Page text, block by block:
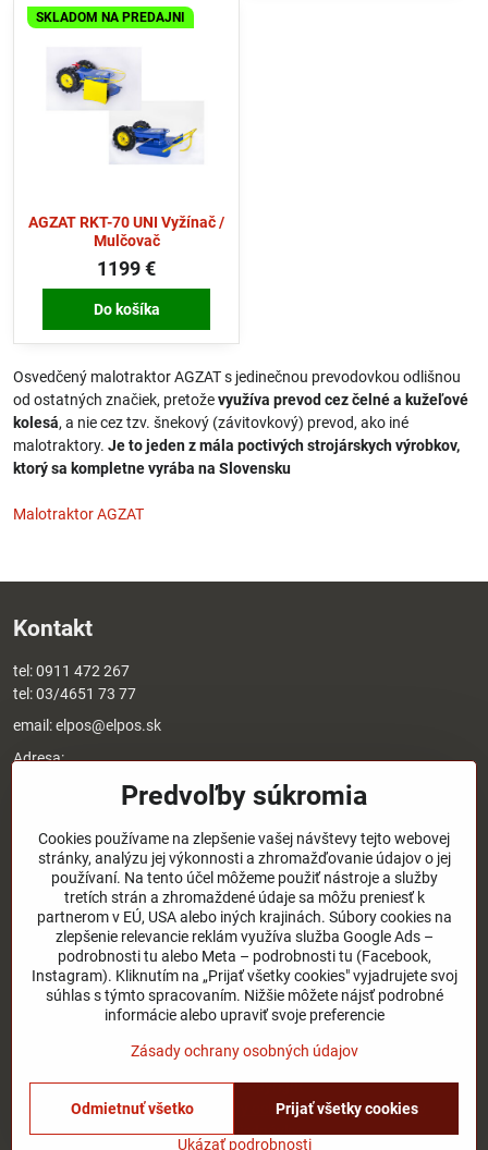
SKLADOM NA PREDAJNI
AGZAT RKT-70 UNI Vyžínač /
Mulčovač
1199 €
Do košíka
Osvedčený malotraktor AGZAT s jedinečnou prevodovkou odlišnou
od ostatných značiek, pretoževyužíva prevod cez čelné a kužeľové
kolesá, a nie cez tzv. šnekový (závitovkový) prevod, ako iné
malotraktory. Je to jeden z mála poctivých strojárskych výrobkov,
ktorý sa kompletne vyrába na Slovensku
Malotraktor AGZAT
Kontakt
tel:0911 472 267
tel:03/4651 73 77
email:elpos@elpos.sk
Adresa:
Otváracie hodiny:
8:00 - 17:00 pondelok - piatok
8:00 - 12:00 sobota
Nedeľa - zatvorené
O nás
Užitočné odkazy
©2026Copyright
Predvoľby súkromia
Zásady ochrany osobných údajov
Stav objednávky
Predvoľby súkromia
Cookies používame na zlepšenie vašej návštevy tejto webovej
stránky, analýzu jej výkonnosti a zhromažďovanie údajov o jej
používaní. Na tento účel môžeme použiť nástroje a služby
tretích strán a zhromaždené údaje sa môžu preniesť k
partnerom v EÚ, USA alebo iných krajinách. Súbory cookies na
zlepšenie relevancie reklám využíva služba Google Ads –
podrobnosti tu alebo Meta – podrobnosti tu (Facebook,
Instagram). Kliknutím na „Prijať všetky cookies" vyjadrujete svoj
súhlas s týmto spracovaním. Nižšie môžete nájsť podrobné
informácie alebo upraviť svoje preferencie
Zásady ochrany osobných údajov
Ukázať podrobnosti
Prijať všetky cookies
Odmietnuť všetko